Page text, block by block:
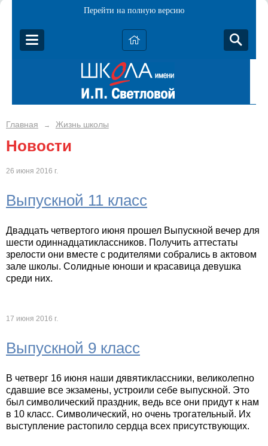
Перейти на полную версию
Главная → Жизнь школы
Новости
26 июня 2016 г.
Выпускной 11 класс
Двадцать четвертого июня прошел Выпускной вечер для
шести одиннадцатиклассников. Получить аттестаты
зрелости они вместе с родителями собрались в актовом
зале школы. Солидные юноши и красавица девушка
среди них.
17 июня 2016 г.
Выпускной 9 класс
В четверг 16 июня наши дявятиклассники, великолепно
сдавшие все экзамены, устроили себе выпускной. Это
был символический праздник, ведь все они придут к нам
в 10 класс. Символический, но очень трогательный. Их
выступление растопило сердца всех присутствующих.